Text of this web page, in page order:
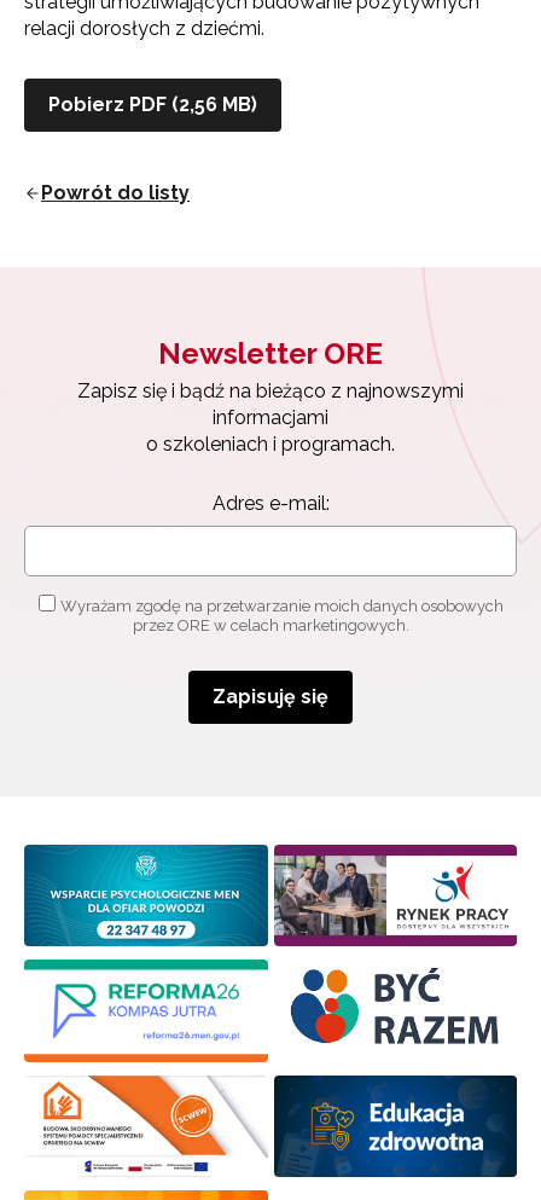
relacji dorosłych z dziećmi.
Pobierz PDF (2,56 MB)
Powrót do listy
Newsletter ORE
Zapisz się i bądź na bieżąco z najnowszymi
informacjami
o szkoleniach i programach.
Adres e-mail:
Wyrażam zgodę na przetwarzanie moich danych osobowych
przez ORE w celach marketingowych.
Zapisuję się
Wyrażam zgodę na przetwarzanie moich danych
osobowych przez ORE w celach marketingowych.